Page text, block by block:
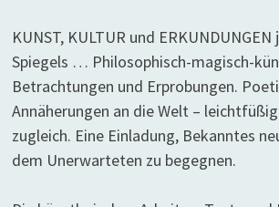
KUNST, KULTUR und
Spiegels … Philosophisch-magisch-
Betrachtungen und Erprobungen.
Annäherungen an die Welt –
zugleich. Eine Einladung, Bekanntes
dem Unerwarteten zu begegnen.